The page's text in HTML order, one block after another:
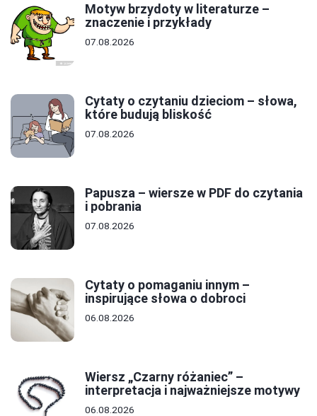
Motyw brzydoty w literaturze –
znaczenie i przykłady
07.08.2026
Cytaty o czytaniu dzieciom – słowa,
które budują bliskość
07.08.2026
Papusza – wiersze w PDF do czytania
i pobrania
07.08.2026
Cytaty o pomaganiu innym –
inspirujące słowa o dobroci
06.08.2026
Wiersz „Czarny różaniec” –
interpretacja i najważniejsze motywy
06.08.2026